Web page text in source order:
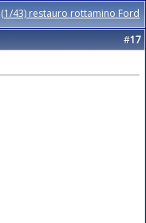
(1/43) restauro rottamino Ford
#17